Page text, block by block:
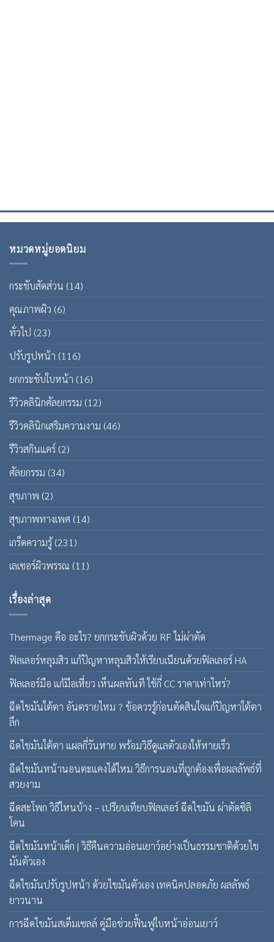
หมวดหมู่ยอดนิยม
กระชับสัดส่วน (14)
คุณภาพผิว (6)
ทั่วไป (23)
ปรับรูปหน้า (116)
ยกกระชับใบหน้า (16)
รีวิวคลินิกศัลยกรรม (12)
รีวิวคลินิกเสริมความงาม (46)
รีวิวสกินแคร์ (2)
ศัลยกรรม (34)
สุขภาพ (2)
สุขภาพทางเพศ (14)
เกร็ดความรู้(231)
เลเซอร์ผิวพรรณ (11)
เรื่องล่าสุด
Thermage คือ อะไร? ยกกระชับผิวด้วย RF ไม่ผ่าตัด
ฟิลเลอร์หลุมสิว แก้ปัญหาหลุมสิวให้เรียบเนียนด้วยฟิลเลอร์ HA
ฟิลเลอร์มือ แก้มือเหี่ยว เห็นผลทันที ใช้กี่ CC ราคาเท่าไหร่?
ฉีดไขมันใต้ตา อันตรายไหม ? ข้อควรรู้ก่อนตัดสินใจแก้ปัญหาใต้ตา
ลึก
ฉีดไขมันใต้ตา แผลกี่วันหาย พร้อมวิธีดูแลตัวเองให้หายเร็ว
ฉีดไขมันหน้านอนตะแคงได้ไหม วิธีการนอนที่ถูกต้องเพื่อผลลัพธ์ที่
สวยงาม
ฉีดสะโพก วิธีไหนบ้าง – เปรียบเทียบฟิลเลอร์ ฉีดไขมัน ผ่าตัดซิลิ
โคน
ฉีดไขมันหน้าเด็ก | วิธีคืนความอ่อนเยาว์อย่างเป็นธรรมชาติด้วยไข
มันตัวเอง
ฉีดไขมันปรับรูปหน้า ด้วยไขมันตัวเอง เทคนิคปลอดภัย ผลลัพธ์
ยาวนาน
การฉีดไขมันสเต็มเซลล์ คู่มือช่วยฟื้นฟูใบหน้าอ่อนเยาว์